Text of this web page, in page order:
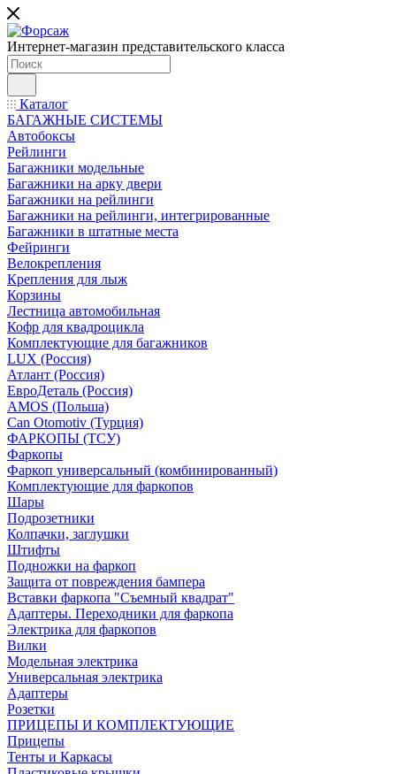
Интернет-магазин представительского класса
Каталог
БАГАЖНЫЕ СИСТЕМЫ
Автобоксы
Рейлинги
Багажники модельные
Багажники на арку двери
Багажники на рейлинги
Багажники на рейлинги, интегрированные
Багажники в штатные места
Фейринги
Велокрепления
Крепления для лыж
Корзины
Лестница автомобильная
Кофр для квадроцикла
Комплектующие для багажников
LUX (Россия)
Атлант (Россия)
ЕвроДеталь (Россия)
AMOS (Польша)
Can Otomotiv (Турция)
ФАРКОПЫ (ТСУ)
Фаркопы
Фаркоп универсальный (комбинированный)
Комплектующие для фаркопов
Шары
Подрозетники
Колпачки, заглушки
Штифты
Подножки на фаркоп
Защита от повреждения бампера
Вставки фаркопа "Съемный квадрат"
Адаптеры. Переходники для фаркопа
Электрика для фаркопов
Вилки
Модельная электрика
Универсальная электрика
Адаптеры
Розетки
ПРИЦЕПЫ И КОМПЛЕКТУЮЩИЕ
Прицепы
Тенты и Каркасы